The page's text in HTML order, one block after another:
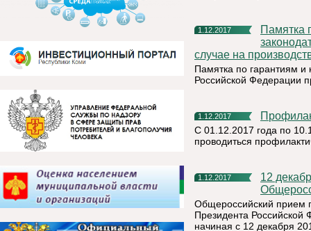
1.12.2017
Памятка по гарантиям и компенсациям, предусмотренным
случае на
Памятка по гарантиям
Российской Федерации
1.12.2017
С 01.12.2017 года по
проводиться
1.12.2017
12 декабря 2017 года Росреестр Коми участвует в
Общероссийский прием
Президента
начиная с 12 декабря